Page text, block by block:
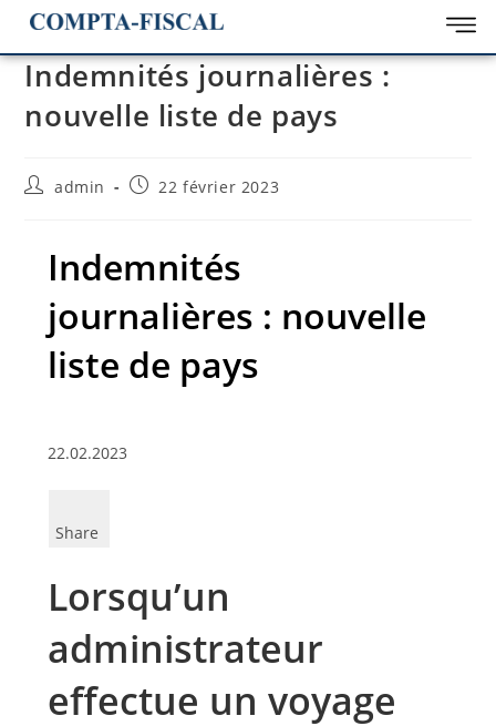
Indemnités journalières :
nouvelle liste de pays
admin 22 février 2023
Indemnités
journalières : nouvelle
liste de pays
22.02.2023
Share
Lorsqu’un
administrateur
effectue un voyage